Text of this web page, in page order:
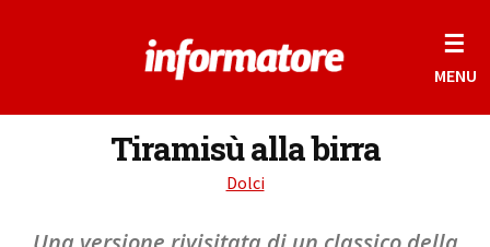
☰
MENU
Tiramisù alla birra
Dolci